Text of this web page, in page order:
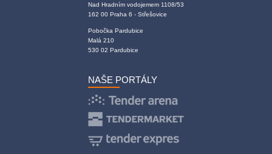
Nad Hradním vodojemem 1108/53
162 00 Praha 6 - Střešovice
Pobočka Pardubice
Malá 210
530 02 Pardubice
NAŠE PORTÁLY